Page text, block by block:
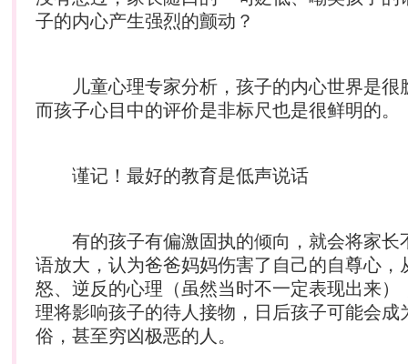
子的内心产生强烈的颤动？
儿童心理专家分析，孩子的内心世界是很
而孩子心目中的评价是非标尺也是很鲜明的。
谨记！最好的教育是低声说话
有的孩子有偏激固执的倾向，就会将家长
语放大，认为爸爸妈妈伤害了自己的自尊心，
怒、逆反的心理（虽然当时不一定表现出来）
理将影响孩子的待人接物，日后孩子可能会成
俗，甚至穷凶极恶的人。